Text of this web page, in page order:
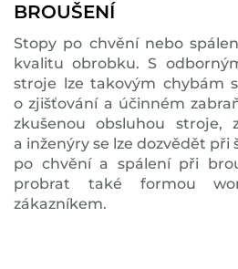
BROUŠENÍ
Stopy po chvění nebo
kvalitu obrobku. S
stroje lze takovým chybám
o zjišťování a účinném
zkušenou obsluhou stroje,
a inženýry se lze dozvědět
po chvění a spálení při
probrat také formou
zákazníkem.